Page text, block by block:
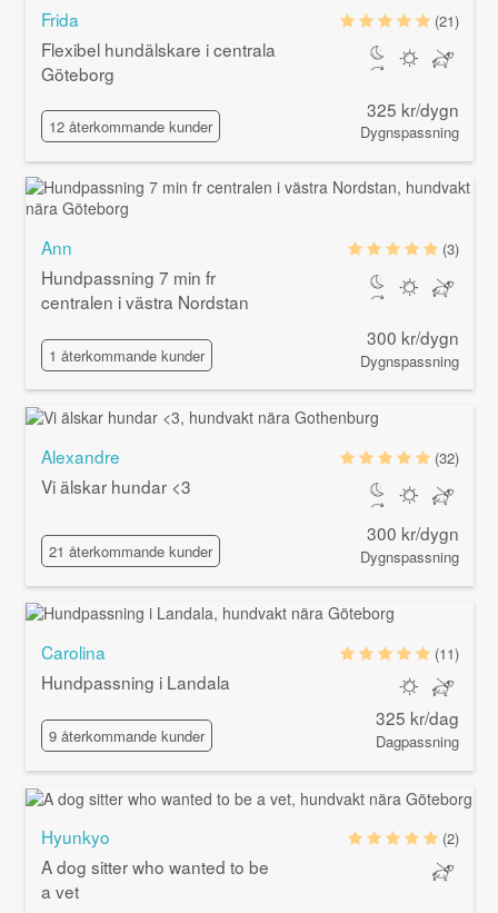
Frida
Flexibel hundälskare i centrala
Göteborg
12 återkommande kunder
(21)
325 kr/dygn
Dygnspassning
Ann
Hundpassning 7 min fr
centralen i västra Nordstan
1 återkommande kunder
(3)
300 kr/dygn
Dygnspassning
Alexandre
Vi älskar hundar <3
21 återkommande kunder
(32)
300 kr/dygn
Dygnspassning
Carolina
Hundpassning i Landala
9 återkommande kunder
(11)
325 kr/dag
Dagpassning
Hyunkyo
A dog sitter who wanted to be
a vet
(2)